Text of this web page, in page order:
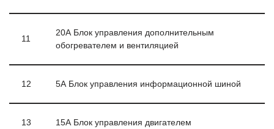
11
20А Блок управления дополнительным
обогревателем и вентиляцией
12 5А Блок управления информационной шиной
13 15А Блок управления двигателем